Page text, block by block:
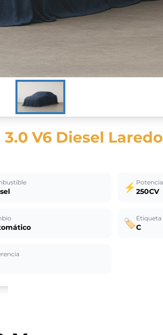
V6 Diesel Laredo
⚡ Potencia
250CV
🏷️Etiqueta
C